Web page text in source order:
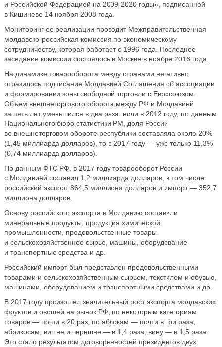
и Российской Федерацией на 2009-2020 годы», подписанной
в Кишиневе 14 ноября 2008 года.
Мониторинг ее реализации проводит Межправительственная
молдавско-российская комиссия по экономическому
сотрудничеству, которая работает с 1996 года. Последнее
заседание комиссии состоялось в Москве в ноябре 2016 года.
На динамике товарооборота между странами негативно
отразилось подписание Молдавией Соглашения об ассоциации
и формировании зоны свободной торговли с Евросоюзом.
Объем внешнеторгового оборота между РФ и Молдавией
за пять лет уменьшился в два раза: если в 2012 году, по данным
Национального бюро статистики РМ, доля России
во внешнеторговом обороте республики составляла около 20%
(1,45 миллиарда долларов), то в 2017 году — уже только 11,3%
(0,74 миллиарда долларов).
По данным ФТС РФ, в 2017 году товарооборот России
с Молдавией составил 1,2 миллиарда долларов, в том числе
российский экспорт 864,5 миллиона долларов и импорт — 352,7
миллиона долларов.
Основу российского экспорта в Молдавию составили
минеральные продукты, продукция химической
промышленности, продовольственные товары
и сельскохозяйственное сырье, машины, оборудование
и транспортные средства и др.
Российский импорт был представлен продовольственными
товарами и сельскохозяйственным сырьем, текстилем и обувью,
машинами, оборудованием и транспортными средствами и др.
В 2017 году произошел значительный рост экспорта молдавских
фруктов и овощей на рынок РФ, по некоторым категориям
товаров — почти в 20 раз, по яблокам — почти в три раза,
абрикосам, вишне и черешне — в 1,4 раза, вину — в 1,5 раза.
Это стало результатом договоренностей президентов двух